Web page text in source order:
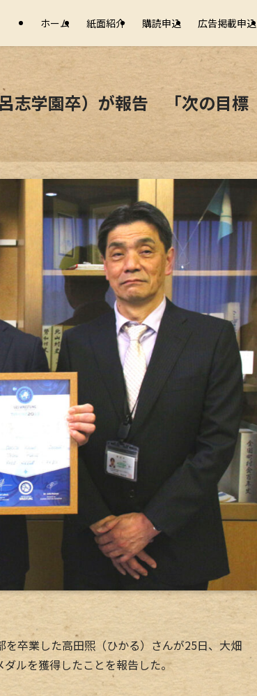
ホーム 紙面紹介 購読申込 広告掲載申込
志学園卒）が報告 「次の目標
卒業した高田煕（ひかる）さんが25日、大畑
ルを獲得したことを報告した。